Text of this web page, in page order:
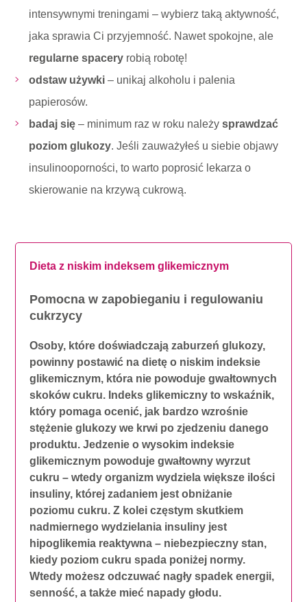
intensywnymi treningami – wybierz taką aktywność,
jaka sprawia Ci przyjemność. Nawet spokojne, ale
regularne spacery robią robotę!
odstaw używki – unikaj alkoholu i palenia
papierosów.
badaj się – minimum raz w roku należysprawdzać
poziom glukozy. Jeśli zauważyłeś u siebie objawy
insulinooporności, to warto poprosić lekarza o
skierowanie na krzywą cukrową.
Dieta z niskim indeksem glikemicznym
Pomocna w zapobieganiu i regulowaniu
cukrzycy
Osoby, które doświadczają zaburzeń glukozy,
powinny postawić na dietę o niskim indeksie
glikemicznym, która nie powoduje gwałtownych
skoków cukru. Indeks glikemiczny to wskaźnik,
który pomaga ocenić, jak bardzo wzrośnie
stężenie glukozy we krwi po zjedzeniu danego
produktu. Jedzenie o wysokim indeksie
glikemicznym powoduje gwałtowny wyrzut
cukru – wtedy organizm wydziela większe ilości
insuliny, której zadaniem jest obniżanie
poziomu cukru. Z kolei częstym skutkiem
nadmiernego wydzielania insuliny jest
hipoglikemia reaktywna – niebezpieczny stan,
kiedy poziom cukru spada poniżej normy.
Wtedy możesz odczuwać nagły spadek energii,
senność, a także mieć napady głodu.